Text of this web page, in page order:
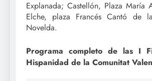
Explanada; Castellón, Plaza María
Elche, plaza Francés Cantó de
Novelda.
Programa completo de las I
Hispanidad de la Comunitat